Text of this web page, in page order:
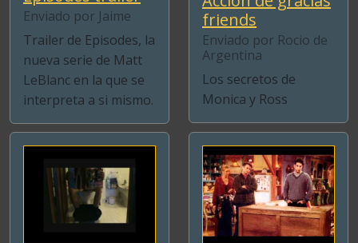
Enviado por Jaime
Trailer de Episodes, la
nueva serie de Matt
LeBlanc en la que se
interpreta a si mismo.
friends
Enviado por Rocio de
Argentina
Los secretos de
Monica y Ross